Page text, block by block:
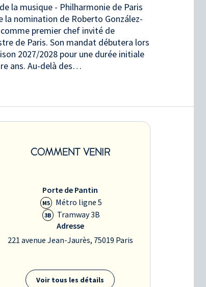
la musique - Philharmonie de Paris
la nomination de Roberto González-
premier chef invité de
de Paris. Son mandat débutera lors
2027/2028 pour une durée initiale
ans. Au-delà des…
COMMENT VENIR
Porte de Pantin
M5 Métro ligne 5
3B
Tramway 3B
Adresse
221 avenue Jean-Jaurès, 75019 Paris
Voir tous les détails